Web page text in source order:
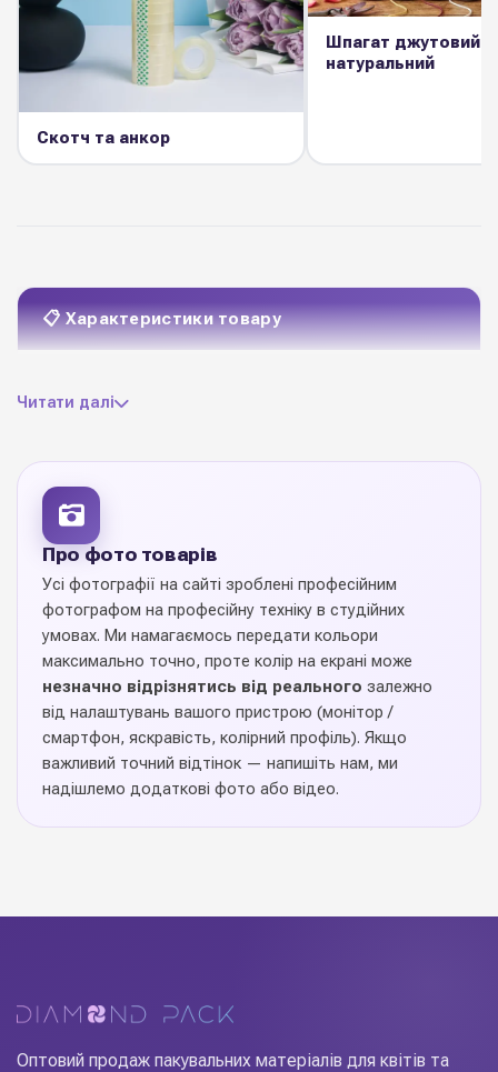
Скотч та анкор
Шпагат джутовий
натуральний
📋 Характеристики товару
по краях
Розмір мотку
Ціна вказана за 1 моток
Колекція кольорів 12 відтінків
Призначення
для оформлення букетів,
подарунків та декору
Китай
гарантують довгий термін служби навіть при активному
Diamond Pack — тисячі метрів у наявності, швидка
відправка по Україні.
Читати далі
Про фото товарів
Усі фотографії на сайті зроблені професійним
фотографом на професійну техніку в студійних
умовах. Ми намагаємось передати кольори
максимально точно, проте колір на екрані може
незначно відрізнятись від реального залежно
від налаштувань вашого пристрою (монітор /
смартфон, яскравість, колірний профіль). Якщо
важливий точний відтінок — напишіть нам, ми
надішлемо додаткові фото або відео.
Оптовий продаж пакувальних матеріалів для квітів та